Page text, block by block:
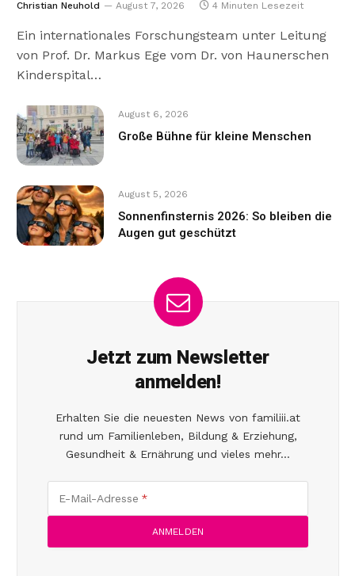
Christian Neuhold August 7, 2026 4 Minuten Lesezeit
Ein internationales Forschungsteam unter Leitung
von Prof. Dr. Markus Ege vom Dr. von Haunerschen
Kinderspital…
August 6, 2026
Große Bühne für kleine Menschen
August 5, 2026
Sonnenfinsternis 2026: So bleiben die
Augen gut geschützt
Jetzt zum Newsletter
anmelden!
Erhalten Sie die neuesten News von familiii.at
rund um Familienleben, Bildung & Erziehung,
Gesundheit & Ernährung und vieles mehr...
E-Mail-Adresse